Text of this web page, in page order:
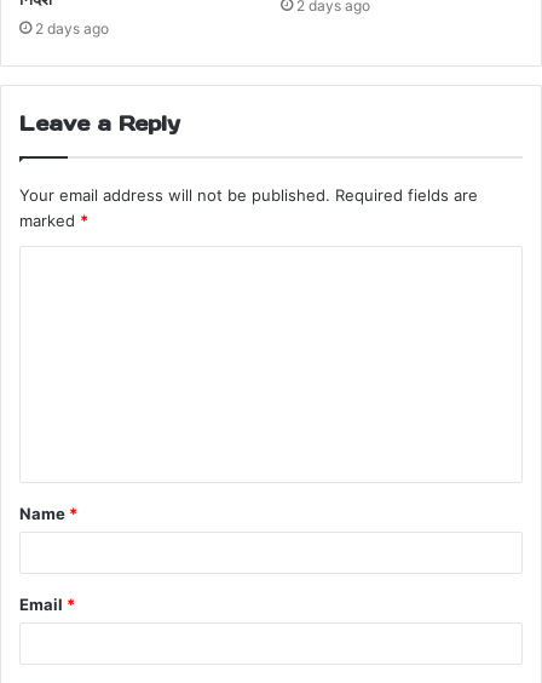
ReligiousFestivalSecurity
ShubhenduAdhikari SupremeCourtOrder
2 days ago
2 days ago
Leave a Reply
Your email address will not be published. Required fields are
marked *
Name *
Email *